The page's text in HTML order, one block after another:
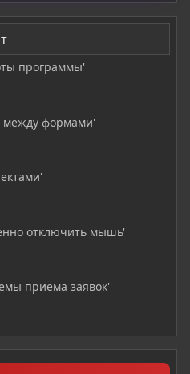
программы'
формами'
отключить мышь'
приема заявок'